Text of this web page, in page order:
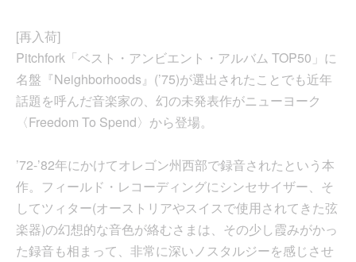
[再入荷]
Pitchfork「ベスト・アンビエント・アルバム TOP50」に
名盤『Neighborhoods』(’75)が選出されたことでも近年
話題を呼んだ音楽家の、幻の未発表作がニューヨーク
〈Freedom To Spend〉から登場。
’72-’82年にかけてオレゴン州西部で録音されたという本
作。フィールド・レコーディングにシンセサイザー、そ
してツィター(オーストリアやスイスで使用されてきた弦
楽器)の幻想的な音色が絡むさまは、その少し霞みがかっ
た録音も相まって、非常に深いノスタルジーを感じさせ